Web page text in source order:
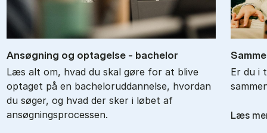
An­søg­ning og op­ta­gel­se - ba­chel­or
Læs alt om, hvad du skal gøre for at blive
optaget på en bacheloruddannelse, hvordan
du søger, og hvad der sker i løbet af
ansøgningsprocessen.
Er du i
Læs